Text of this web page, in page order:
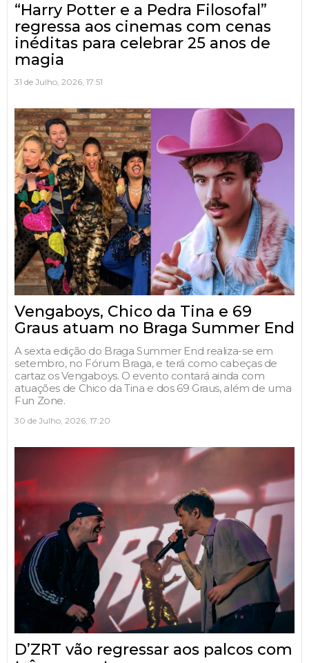
“Harry Potter e a Pedra Filosofal”
regressa aos cinemas com cenas
inéditas para celebrar 25 anos de
magia
31 de Julho, 2026, 17:51
Vengaboys, Chico da Tina e 69
Graus atuam no Braga Summer End
A sexta edição do Braga Summer End realiza-se em
setembro, no Fórum Braga, e terá como cabeças de
cartaz os Vengaboys. O evento contará ainda com
atuações de Chico da Tina e dos 69 Graus, além de uma
Fun Zone.
30 de Julho, 2026, 17:20
D’ZRT vão regressar aos palcos com